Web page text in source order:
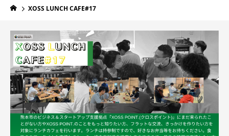
XOSS LUNCH CAFE#17